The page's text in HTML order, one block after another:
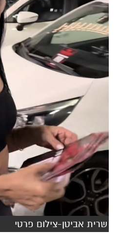
שרית אביטן-צילום פרטי